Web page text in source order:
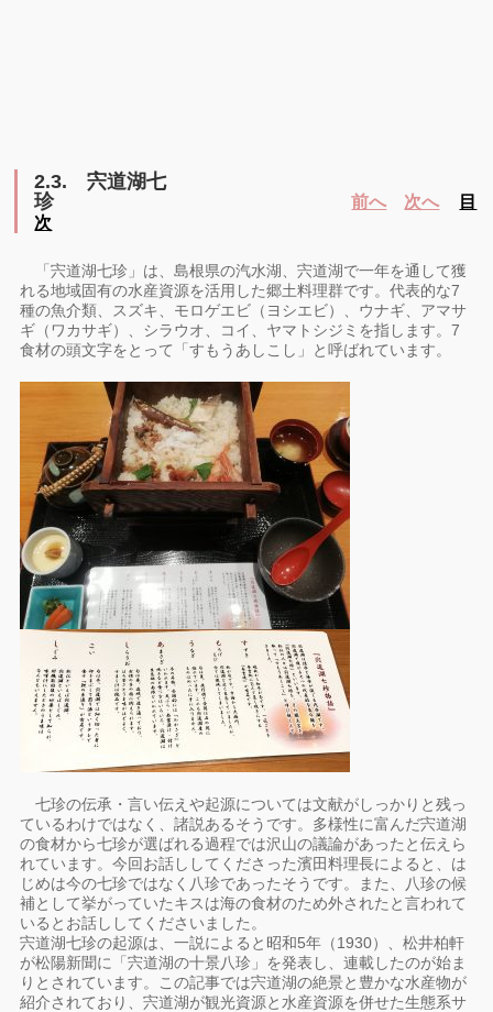
2.3.宍道湖七
珍前へ 次へ
目
次
「宍道湖七珍」は、島根県の汽水湖、宍道湖で一年を通して獲
れる地域固有の水産資源を活用した郷土料理群です。代表的な7
種の魚介類、スズキ、モロゲエビ（ヨシエビ）、ウナギ、アマサ
ギ（ワカサギ）、シラウオ、コイ、ヤマトシジミを指します。7
食材の頭文字をとって「すもうあしこし」と呼ばれています。
七珍の伝承・言い伝えや起源については文献がしっかりと残っ
ているわけではなく、諸説あるそうです。多様性に富んだ宍道湖
の食材から七珍が選ばれる過程では沢山の議論があったと伝えら
れています。今回お話ししてくださった濱田料理長によると、は
じめは今の七珍ではなく八珍であったそうです。また、八珍の候
補として挙がっていたキスは海の食材のため外されたと言われて
いるとお話ししてくださいました。
宍道湖七珍の起源は、一説によると昭和5年（1930）、松井柏軒
が松陽新聞に「宍道湖の十景八珍」を発表し、連載したのが始ま
りとされています。この記事では宍道湖の絶景と豊かな水産物が
紹介されており、宍道湖が観光資源と水産資源を併せた生態系サ